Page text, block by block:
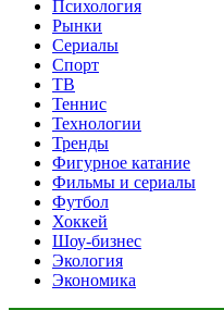
Психология
Рынки
Сериалы
Спорт
ТВ
Теннис
Технологии
Тренды
Фигурное катание
Фильмы и сериалы
Футбол
Хоккей
Шоу-бизнес
Экология
Экономика